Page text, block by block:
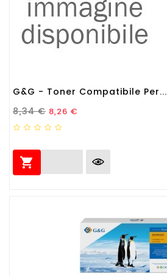
G&G - Toner Compatibile Per...
Prezzo Standard
8,34 € Prezzo
8,26 €
